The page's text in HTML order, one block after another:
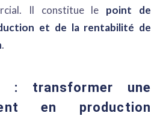
Il constitue le point de
et de la rentabilité de
.
: transformer une
en production